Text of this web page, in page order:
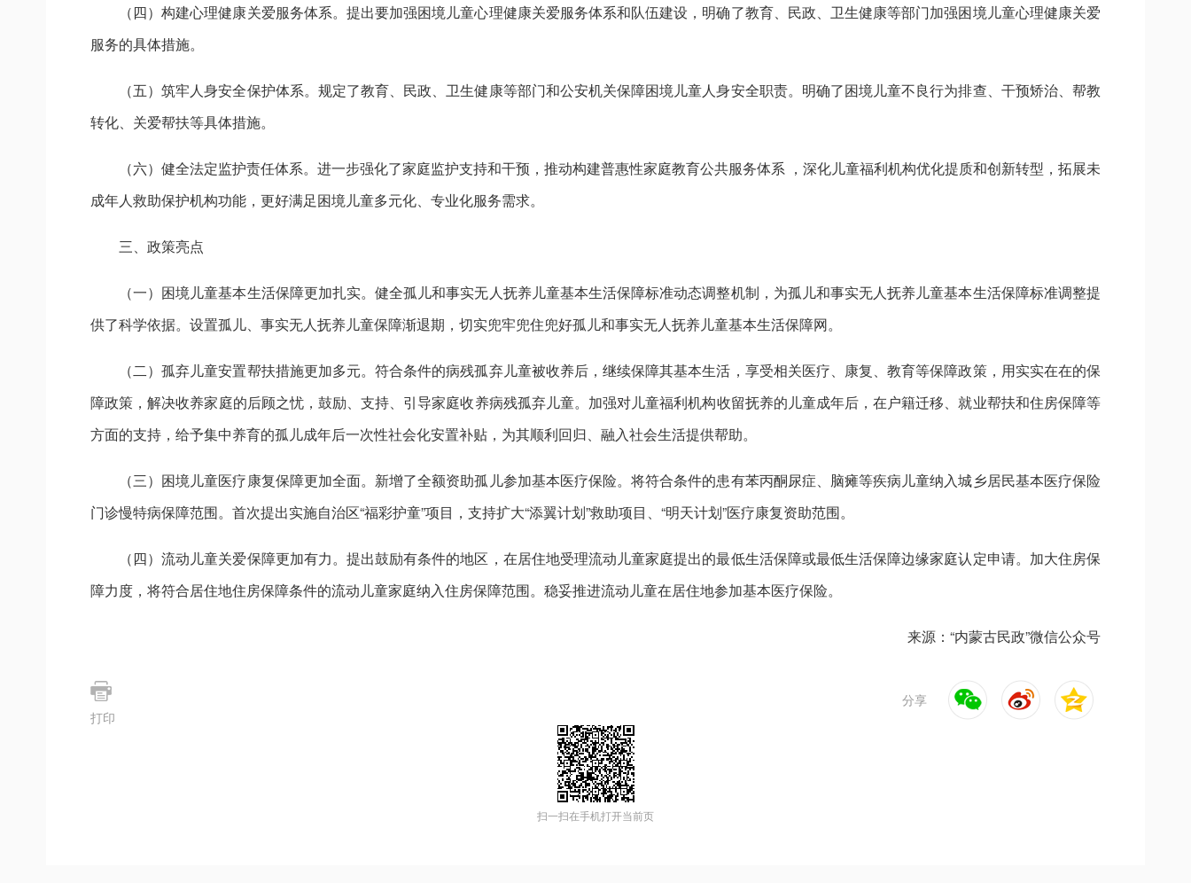
（四）构建心理健康关爱服务体系。提出要加强困境儿童心理健康关爱服务体系和队伍建设，明确了教育、民政、卫生健康等部门加强困境儿童心理健康关爱
服务的具体措施。
（五）筑牢人身安全保护体系。规定了教育、民政、卫生健康等部门和公安机关保障困境儿童人身安全职责。明确了困境儿童不良行为排查、干预矫治、帮教
转化、关爱帮扶等具体措施。
（六）健全法定监护责任体系。进一步强化了家庭监护支持和干预，推动构建普惠性家庭教育公共服务体系 ，深化儿童福利机构优化提质和创新转型，拓展未
成年人救助保护机构功能，更好满足困境儿童多元化、专业化服务需求。
三、政策亮点
（一）困境儿童基本生活保障更加扎实。健全孤儿和事实无人抚养儿童基本生活保障标准动态调整机制，为孤儿和事实无人抚养儿童基本生活保障标准调整提
供了科学依据。设置孤儿、事实无人抚养儿童保障渐退期，切实兜牢兜住兜好孤儿和事实无人抚养儿童基本生活保障网。
（二）孤弃儿童安置帮扶措施更加多元。符合条件的病残孤弃儿童被收养后，继续保障其基本生活，享受相关医疗、康复、教育等保障政策，用实实在在的保
障政策，解决收养家庭的后顾之忧，鼓励、支持、引导家庭收养病残孤弃儿童。加强对儿童福利机构收留抚养的儿童成年后，在户籍迁移、就业帮扶和住房保障等
方面的支持，给予集中养育的孤儿成年后一次性社会化安置补贴，为其顺利回归、融入社会生活提供帮助。
（三）困境儿童医疗康复保障更加全面。新增了全额资助孤儿参加基本医疗保险。将符合条件的患有苯丙酮尿症、脑瘫等疾病儿童纳入城乡居民基本医疗保险
门诊慢特病保障范围。首次提出实施自治区“福彩护童”项目，支持扩大“添翼计划”救助项目、“明天计划”医疗康复资助范围。
（四）流动儿童关爱保障更加有力。提出鼓励有条件的地区，在居住地受理流动儿童家庭提出的最低生活保障或最低生活保障边缘家庭认定申请。加大住房保
障力度，将符合居住地住房保障条件的流动儿童家庭纳入住房保障范围。稳妥推进流动儿童在居住地参加基本医疗保险。
来源：“内蒙古民政”微信公众号
打印
分享
扫一扫在手机打开当前页